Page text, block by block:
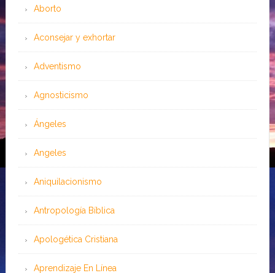
Aborto
Aconsejar y exhortar
Adventismo
Agnosticismo
Ángeles
Angeles
Aniquilacionismo
Antropología Bíblica
Apologética Cristiana
Aprendizaje En Línea